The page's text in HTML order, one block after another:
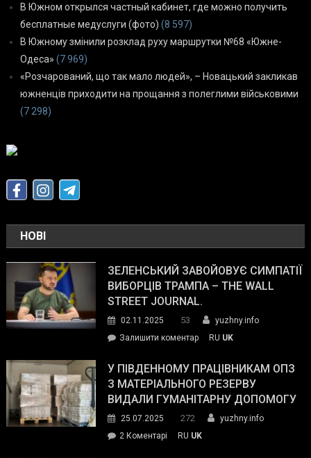
В Южном открылся частный кабинет, где можно получить
бесплатные медуслуги (фото) (8 597)
В Южному змінили розклад руху маршрутки №68 «Южне-
Одеса» (7 969)
«Розчарований, що так мало людей», – Новацький закликав
южненців приходити на прощання з полеглими військовими
(7 298)
НОВІ
ЗЕЛЕНСЬКИЙ ЗАВОЙОВУЄ СИМПАТІЇ
ВИБОРЦІВ ТРАМПА – THE WALL
STREET JOURNAL.
02.11.2025 53
yuzhny.info
Залишити коментарon
завойовує
симпатії
виборців
The
RU UK
У ПІВДЕННОМУ ПРАЦІВНИКАМ ОПЗ
З МАТЕРІАЛЬНОГО РЕЗЕРВУ
ВИДАЛИ ГУМАНІТАРНУ ДОПОМОГУ
25.07.2025 272
yuzhny.info
2 Коментарі
RU UK